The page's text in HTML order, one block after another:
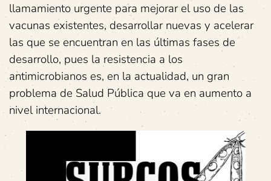
llamamiento urgente para mejorar el uso de las
vacunas existentes, desarrollar nuevas y acelerar
las que se encuentran en las últimas fases de
desarrollo, pues la resistencia a los
antimicrobianos es, en la actualidad, un gran
problema de Salud Pública que va en aumento a
nivel internacional.